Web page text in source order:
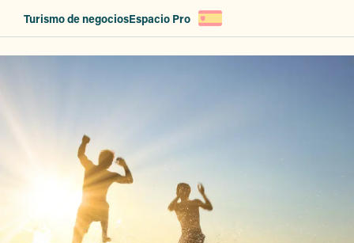
Turismo de negociosEspacio Pro